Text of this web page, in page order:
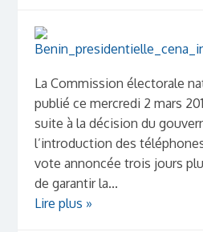
La Commission électorale
publié ce mercredi 2 mars
suite à la décision du
l’introduction des
vote annoncée trois jours
de garantir la...
Lire plus »